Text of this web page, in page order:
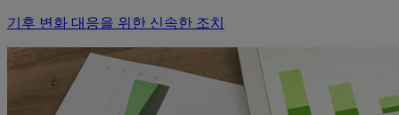
기후 변화 대응을 위한 신속한 조치